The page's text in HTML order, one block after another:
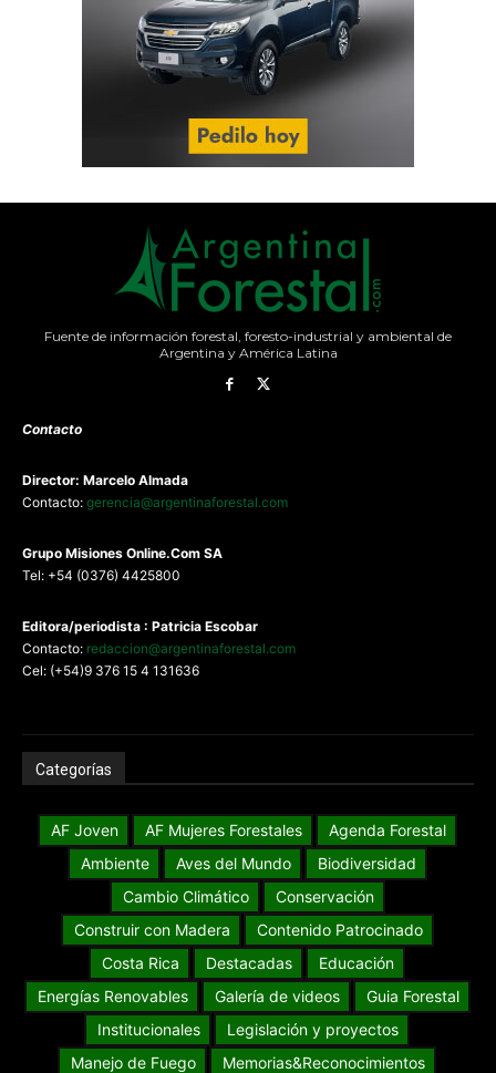
Fuente de información forestal, foresto-industrial y ambiental de
Argentina y América Latina
Contacto
Director: Marcelo Almada
Contacto: gerencia@argentinaforestal.com
Grupo Misiones Online.Com SA
Tel: +54 (0376) 4425800
Editora/periodista : Patricia Escobar
Contacto: redaccion@argentinaforestal.com
Cel: (+54)9 376 15 4 131636
Categorías
AF Joven AF Mujeres Forestales
Agenda Forestal
Ambiente
Aves del Mundo
Biodiversidad
Cambio Climático
Conservación
Construir con Madera
Contenido Patrocinado
Costa Rica
Destacadas
Educación
Energías Renovables
Galería de videos
Guia Forestal
Institucionales
Legislación y proyectos
Manejo de Fuego
Memorias&Reconocimientos